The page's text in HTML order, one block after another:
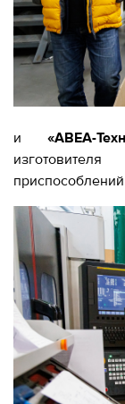
и «АВЕА-